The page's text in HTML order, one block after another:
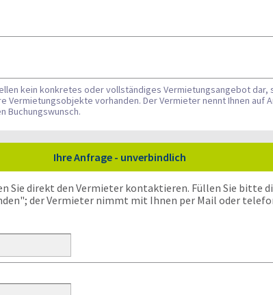
kein konkretes oder vollständiges Vermietungsangebot
Vermietungsobjekte vorhanden. Der Vermieter nennt Ihnen auf
Buchungswunsch.
Ihre Anfrage - unverbindlich
Sie direkt den Vermieter kontaktieren. Füllen Sie bitte
der Vermieter nimmt mit Ihnen per Mail oder